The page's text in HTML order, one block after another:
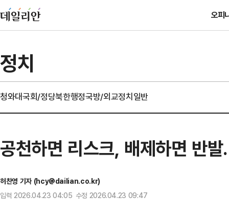
오피
정치
청와대국회/정당북한행정국방/외교정치일반
공천하면 리스크, 배제하면 반
허찬영 기자 (hcy@dailian.co.kr)
입력 2026.04.23 04:05 수정 2026.04.23 09:47